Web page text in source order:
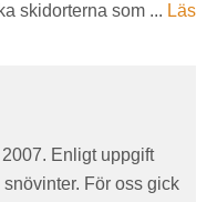
skidorterna som ... Läs
Enligt uppgift
För oss gick